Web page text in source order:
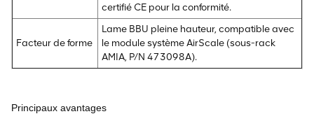
certifié CE pour la conformité.
Facteur de forme
Lame BBU pleine hauteur, compatible avec
le module système AirScale (sous-rack
AMIA, P/N 473098A).
Principaux avantages